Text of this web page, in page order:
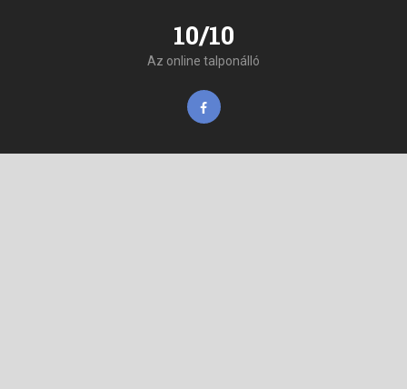
10/10
Az online talponálló